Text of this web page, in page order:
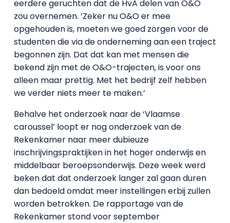
eerdere geruchten dat de HvA delen van O&O
zou overnemen. ‘Zeker nu O&O er mee
opgehouden is, moeten we goed zorgen voor de
studenten die via de onderneming aan een traject
begonnen zijn. Dat dat kan met mensen die
bekend zijn met de O&O-trajecten, is voor ons
alleen maar prettig. Met het bedrijf zelf hebben
we verder niets meer te maken.’
Behalve het onderzoek naar de ‘Vlaamse
caroussel’ loopt er nog onderzoek van de
Rekenkamer naar meer dubieuze
inschrijvingspraktijken in het hoger onderwijs en
middelbaar beroepsonderwijs. Deze week werd
beken dat dat onderzoek langer zal gaan duren
dan bedoeld omdat meer instellingen erbij zullen
worden betrokken. De rapportage van de
Rekenkamer stond voor september